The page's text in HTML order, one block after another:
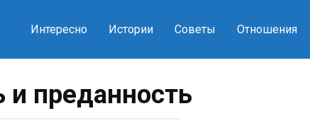
Интересно Истории Советы Отношения
преданность